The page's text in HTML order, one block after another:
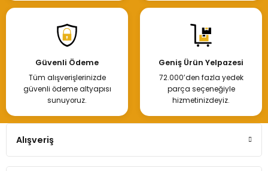
Güvenli Ödeme
Tüm alışverişlerinizde
güvenli ödeme altyapısı
sunuyoruz.
Geniş Ürün Yelpazesi
72.000’den fazla yedek
parça seçeneğiyle
hizmetinizdeyiz.
Alışveriş